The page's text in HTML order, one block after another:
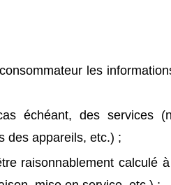
les
échéant, des services
des appareils, etc.) ;
raisonnablement calculé